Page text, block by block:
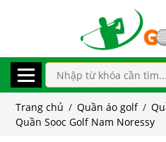
Trang chủ / Quần áo golf /
Quần Sooc Golf Nam Noressy